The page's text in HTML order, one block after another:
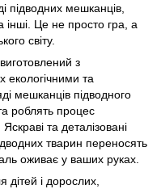
підводних мешканців,
інші. Це не просто гра, а
світу.
виготовлений з
екологічними та
мешканців підводного
роблять процес
та деталізовані
тварин переносять
оживає у ваших руках.
дітей і дорослих,